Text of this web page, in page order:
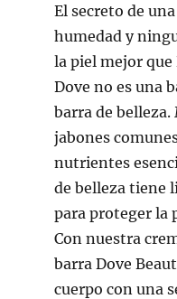
El secreto de
humedad y
la piel mejor que
Dove no es una
barra de
jabones
nutrientes
de belleza tiene
para proteger la
Con nuestra
barra Dove
cuerpo con una